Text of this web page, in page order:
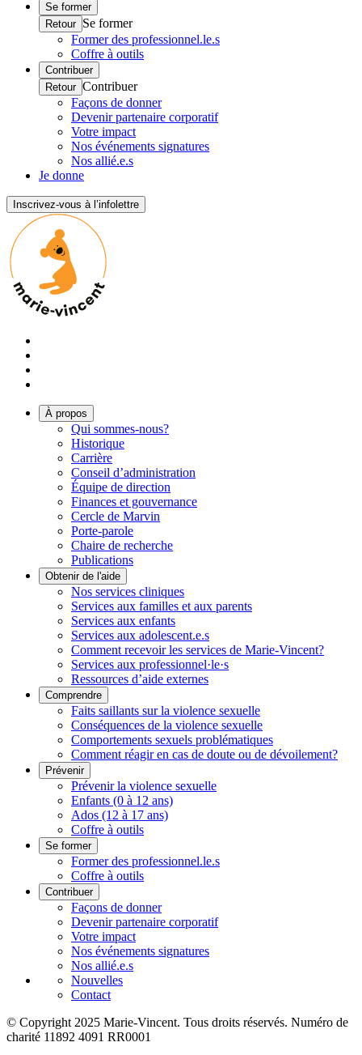
Se former
Retour Se former
Former des professionnel.le.s
Coffre à outils
Contribuer
Retour Contribuer
Façons de donner
Devenir partenaire corporatif
Votre impact
Nos événements signatures
Nos allié.e.s
Je donne
Inscrivez-vous à l’infolettre
À propos
Qui sommes-nous?
Historique
Carrière
Conseil d’administration
Équipe de direction
Finances et gouvernance
Cercle de Marvin
Porte-parole
Chaire de recherche
Publications
Obtenir de l'aide
Nos services cliniques
Services aux familles et aux parents
Services aux enfants
Services aux adolescent.e.s
Comment recevoir les services de Marie-Vincent?
Services aux professionnel·le·s
Ressources d’aide externes
Comprendre
Faits saillants sur la violence sexuelle
Conséquences de la violence sexuelle
Comportements sexuels problématiques
Comment réagir en cas de doute ou de dévoilement?
Prévenir
Prévenir la violence sexuelle
Enfants (0 à 12 ans)
Ados (12 à 17 ans)
Coffre à outils
Se former
Former des professionnel.le.s
Coffre à outils
Contribuer
Façons de donner
Devenir partenaire corporatif
Votre impact
Nos événements signatures
Nos allié.e.s
Nouvelles
Contact
© Copyright 2025 Marie-Vincent. Tous droits réservés. Numéro de
charité 11892 4091 RR0001